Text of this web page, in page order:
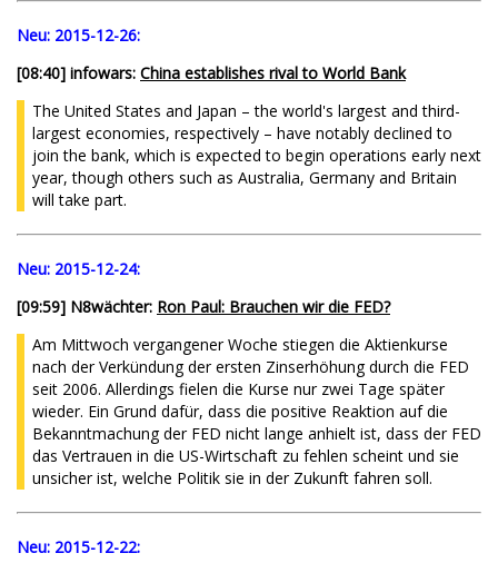
Neu: 2015-12-26:
[08:40] infowars: China establishes rival to World Bank
The United States and Japan – the world's largest and third-
largest economies, respectively – have notably declined to
join the bank, which is expected to begin operations early next
year, though others such as Australia, Germany and Britain
will take part.
Neu: 2015-12-24:
[09:59] N8wächter: Ron Paul: Brauchen wir die FED?
Am Mittwoch vergangener Woche stiegen die Aktienkurse
nach der Verkündung der ersten Zinserhöhung durch die FED
seit 2006. Allerdings fielen die Kurse nur zwei Tage später
wieder. Ein Grund dafür, dass die positive Reaktion auf die
Bekanntmachung der FED nicht lange anhielt ist, dass der FED
das Vertrauen in die US-Wirtschaft zu fehlen scheint und sie
unsicher ist, welche Politik sie in der Zukunft fahren soll.
Neu: 2015-12-22: